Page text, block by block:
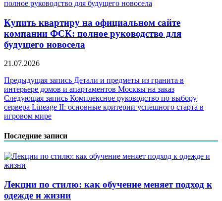
Купить квартиру на официальном сайте
компании ФСК: полное руководство для
будущего новосела
21.07.2026
Навигация
по
записям
Предыдущая запись Детали и предметы из гранита в
интерьере домов и апартаментов Москвы на заказ
Следующая запись Комплексное руководство по выбору
сервера Lineage II: основные критерии успешного старта в
игровом мире
Последние записи
Лекции по стилю: как обучение меняет подход к
одежде и жизни